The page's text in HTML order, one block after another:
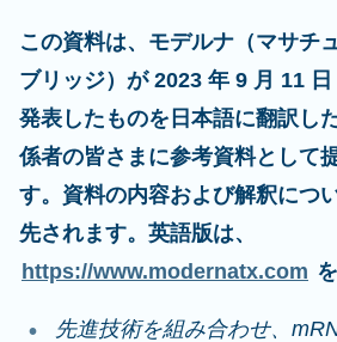
この資料は、モデルナ（マサチ
ブリッジ）が 2023 年 9 月 11
発表したものを日本語に翻訳し
係者の皆さまに参考資料として
す。資料の内容および解釈につ
先されます。英語版は、
https://www.modernatx.com
先進技術を組み合わせ、